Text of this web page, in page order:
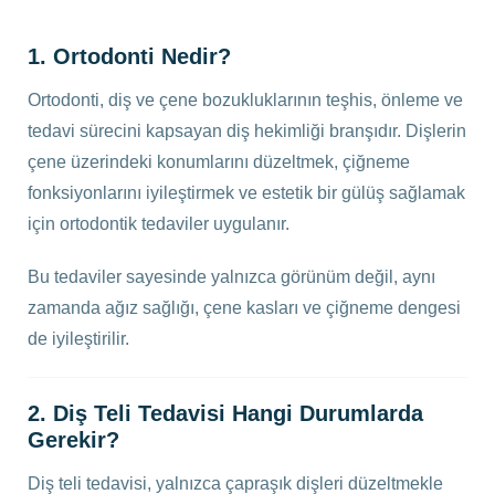
1. Ortodonti Nedir?
Ortodonti, diş ve çene bozukluklarının teşhis, önleme ve
tedavi sürecini kapsayan diş hekimliği branşıdır. Dişlerin
çene üzerindeki konumlarını düzeltmek, çiğneme
fonksiyonlarını iyileştirmek ve estetik bir gülüş sağlamak
için ortodontik tedaviler uygulanır.
Bu tedaviler sayesinde yalnızca görünüm değil, aynı
zamanda ağız sağlığı, çene kasları ve çiğneme dengesi
de iyileştirilir.
2. Diş Teli Tedavisi Hangi Durumlarda
Gerekir?
Diş teli tedavisi, yalnızca çapraşık dişleri düzeltmekle